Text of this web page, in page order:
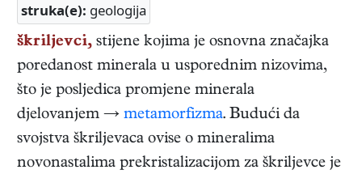
struka(e): geologija
škriljevci, stijene kojima je osnovna značajka
poredanost minerala u usporednim nizovima,
što je posljedica promjene minerala
djelovanjem → metamorfizma. Budući da
svojstva škriljevaca ovise o mineralima
novonastalima prekristalizacijom za škriljevce je